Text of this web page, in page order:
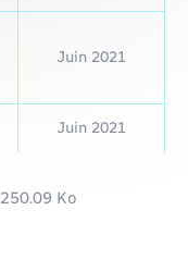
Juin 2021
Juin 2021
250.09 Ko